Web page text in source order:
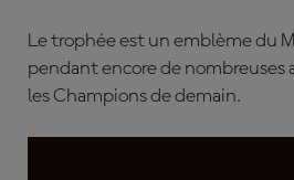
Le trophée est un emblème du
pendant encore de nombreuses
les Champions de demain.